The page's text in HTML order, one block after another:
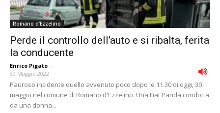
Romano d'Ezzelino
Perde il controllo dell’auto e si ribalta, ferita
la conducente
Enrico Pigato -
30 Maggio 2022
Pauroso incidente quello avvenuto poco dopo le 11.30 di oggi, 30
maggio nel comune di Romano d'Ezzelino. Una Fiat Panda condotta
da una donna...